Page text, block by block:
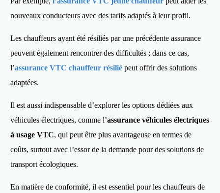
nouveaux conducteurs avec des tarifs adaptés à leur profil.
Les chauffeurs ayant été résiliés par une précédente assurance
peuvent également rencontrer des difficultés ; dans ce cas,
l’assurance VTC chauffeur résilié peut offrir des solutions
adaptées.
Il est aussi indispensable d’explorer les options dédiées aux
véhicules électriques, comme l’assurance véhicules électriques
à usage VTC, qui peut être plus avantageuse en termes de
coûts, surtout avec l’essor de la demande pour des solutions de
transport écologiques.
En matière de conformité, il est essentiel pour les chauffeurs de